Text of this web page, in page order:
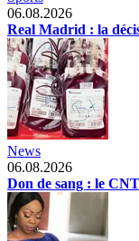
06.08.2026
Real Madrid : la
News
06.08.2026
Don de sang : le